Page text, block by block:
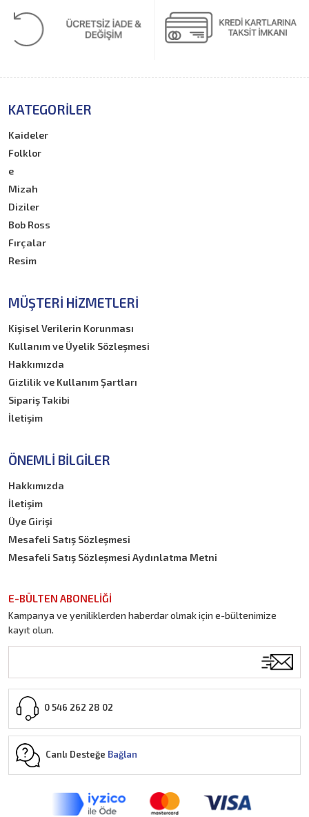
KATEGORILER
Kaideler
Folklor
e
Mizah
Diziler
Bob Ross
Fırçalar
Resim
MÜŞTERI HIZMETLERI
Kişisel Verilerin Korunması
Kullanım ve Üyelik Sözleşmesi
Hakkımızda
Gizlilik ve Kullanım Şartları
Sipariş Takibi
İletişim
ÖNEMLI BILGILER
Hakkımızda
İletişim
Üye Girişi
Mesafeli Satış Sözleşmesi
Mesafeli Satış Sözleşmesi Aydınlatma Metni
E-BÜLTEN ABONELİĞİ
Kampanya ve yeniliklerden haberdar olmak için e-bültenimize
kayıt olun.
0 546 262 28 02
Canlı Desteğe Bağlan